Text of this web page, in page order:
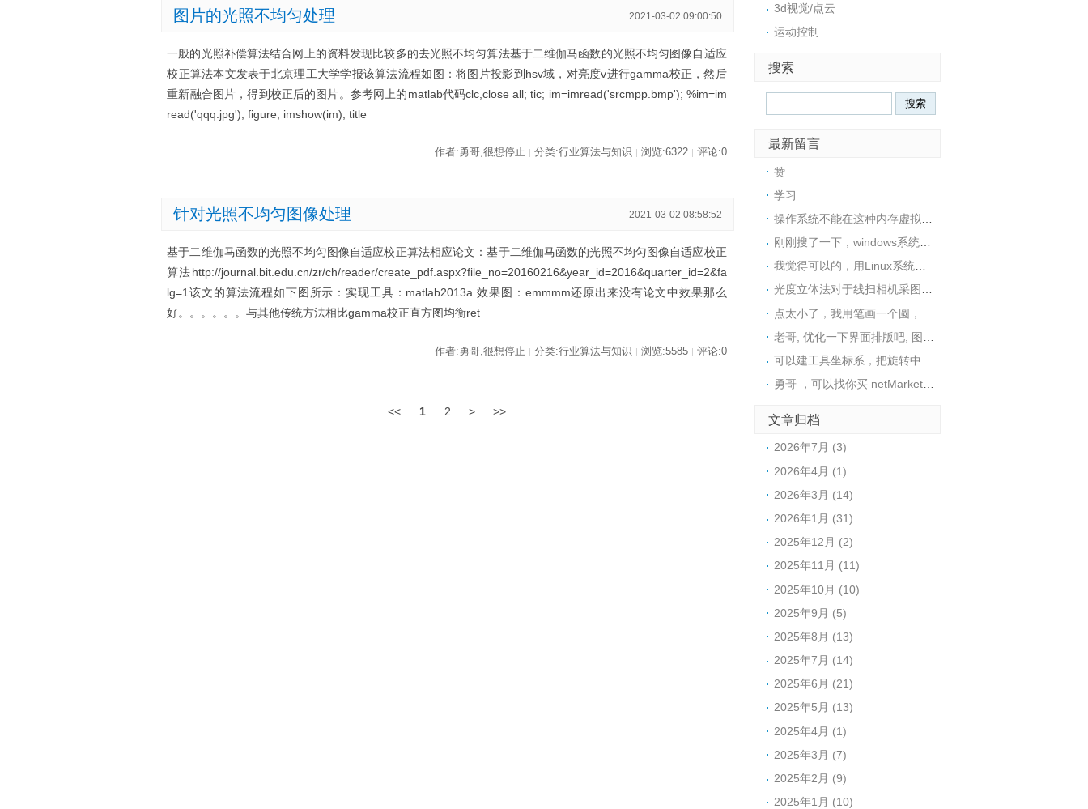
图片的光照不均匀处理 2021-03-02 09:00:50
一般的光照补偿算法结合网上的资料发现比较多的去光照不均匀算法基于二维伽马函数的光照不均匀图像自适应
校正算法本文发表于北京理工大学学报该算法流程如图：将图片投影到hsv域，对亮度v进行gamma校正，然后
重新融合图片，得到校正后的图片。参考网上的matlab代码clc,close all; tic; im=imread('srcmpp.bmp'); %im=im
read('qqq.jpg'); figure; imshow(im); title
作者:勇哥,很想停止 | 分类:行业算法与知识 | 浏览:6322 | 评论:0
针对光照不均匀图像处理 2021-03-02 08:58:52
基于二维伽马函数的光照不均匀图像自适应校正算法相应论文：基于二维伽马函数的光照不均匀图像自适应校正
算法http://journal.bit.edu.cn/zr/ch/reader/create_pdf.aspx?file_no=20160216&year_id=2016&quarter_id=2&fa
lg=1该文的算法流程如下图所示：实现工具：matlab2013a.效果图：emmmm还原出来没有论文中效果那么
好。。。。。。与其他传统方法相比gamma校正直方图均衡ret
作者:勇哥,很想停止 | 分类:行业算法与知识 | 浏览:5585 | 评论:0
<< 1 2 > >>
3d视觉/点云
运动控制
搜索
最新留言
赞
学习
我觉得可以的，用Linux系统可以很方便地在内存中创建一个tmpfs文件系统，然后在里面安装软件
光度立体法对于线扫相机采图，好像不是很适用，采图太麻烦了
文章归档
2026年7月 (3)
2026年4月 (1)
2026年3月 (14)
2026年1月 (31)
2025年12月 (2)
2025年11月 (11)
2025年10月 (10)
2025年9月 (5)
2025年8月 (13)
2025年7月 (14)
2025年6月 (21)
2025年5月 (13)
2025年4月 (1)
2025年3月 (7)
2025年2月 (9)
2025年1月 (10)